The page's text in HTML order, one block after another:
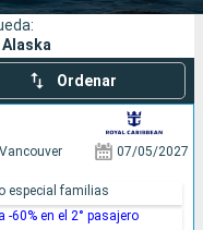
Ordenar
Vancouver 07/05/2027
especial familias
-60% en el 2° pasajero